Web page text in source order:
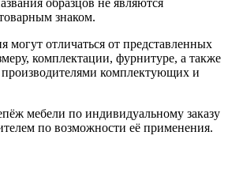
знаком.
могут отличаться от представленных
комплектации, фурнитуре, а также
комплектующих и
мебели по индивидуальному заказу
по возможности её применения.